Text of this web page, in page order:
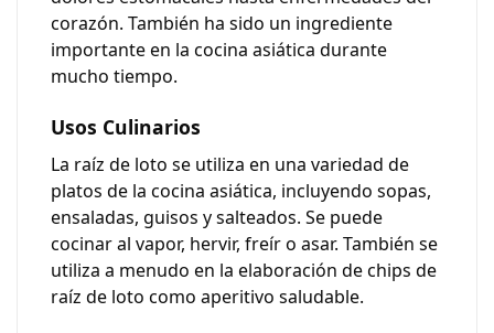
corazón. También ha sido un ingrediente
importante en la cocina asiática durante
mucho tiempo.
Usos Culinarios
La raíz de loto se utiliza en una variedad de
platos de la cocina asiática, incluyendo sopas,
ensaladas, guisos y salteados. Se puede
cocinar al vapor, hervir, freír o asar. También se
utiliza a menudo en la elaboración de chips de
raíz de loto como aperitivo saludable.